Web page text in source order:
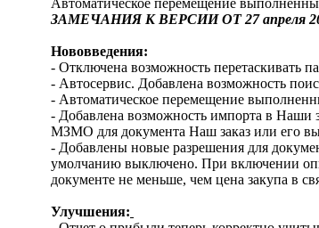
Автоматическое перемещение
ЗАМЕЧАНИЯ К ВЕРСИИ ОТ 27 апреля
Нововведения:
- Отключена возможность перетаскивать
- Автосервис. Добавлена возможность
- Автоматическое перемещение
- Добавлена возможность импорта в Наши
МЗМО для документа Наш заказ или его
- Добавлены новые разрешения для
умолчанию выключено. При включении
документе не меньше, чем цена закупа в
Улучшения: